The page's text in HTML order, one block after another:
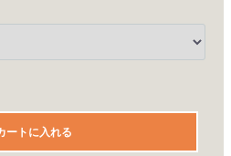
ートに入れる